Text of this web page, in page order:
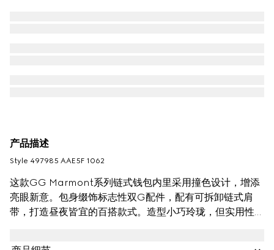
产品描述
Style ‎497985 AAE5F 1062
这款GG Marmont系列链式钱包内里采用撞色设计，增添
亮眼新意。包身缀饰标志性双G配件，配有可拆卸链式肩
带，打造昼夜皆宜的百搭款式。造型小巧玲珑，但实用性毫